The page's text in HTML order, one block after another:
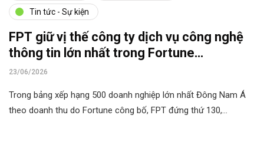
Tin tức - Sự kiện
FPT giữ vị thế công ty dịch vụ công nghệ
thông tin lớn nhất trong Fortune
Southeast Asia 500
23/06/2026
Trong bảng xếp hạng 500 doanh nghiệp lớn nhất Đông Nam Á
theo doanh thu do Fortune công bố, FPT đứng thứ 130,…